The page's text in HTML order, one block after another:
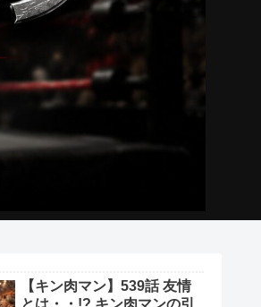
【キン肉マン】539話 友情